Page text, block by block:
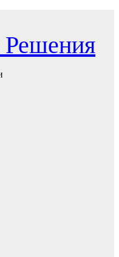
Решения